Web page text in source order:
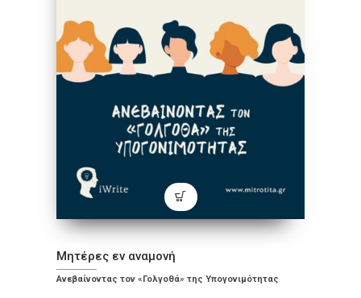
Μητέρες εν αναμονή
Ανεβαίνοντας τον «Γολγοθά» της Υπογονιμότητας